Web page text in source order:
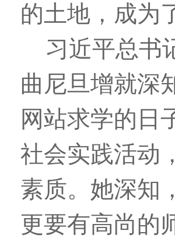
的土地，成为
习近平总书
曲尼旦增就深
网站求学的日
社会实践活动
素质。她深知
更要有高尚的